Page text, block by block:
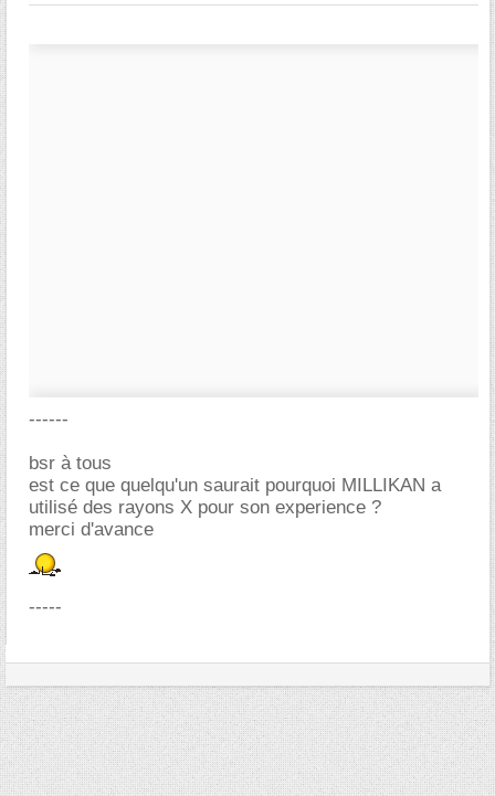
------
bsr à tous
est ce que quelqu'un saurait pourquoi MILLIKAN a
utilisé des rayons X pour son experience ?
merci d'avance
-----